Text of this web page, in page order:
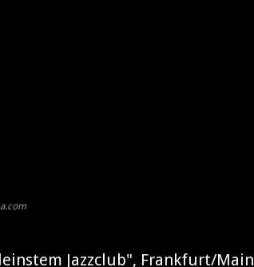
Jazzclub", Frankfurt/Main